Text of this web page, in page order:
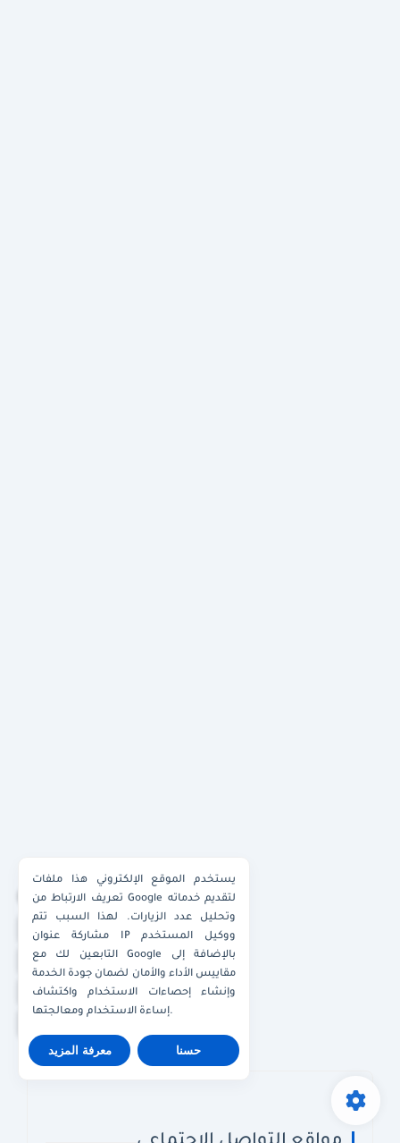
واتساب الكويت
واتساب قطر
واتساب عُمان
واتساب الإمارات
يستخدم الموقع الإلكتروني هذا ملفات
تعريف الارتباط من Google لتقديم خدماته
وتحليل عدد الزيارات. لهذا السبب تتم
مشاركة عنوان IP ووكيل المستخدم
التابعين لك مع Google بالإضافة إلى
مقاييس الأداء والأمان لضمان جودة الخدمة
وإنشاء إحصاءات الاستخدام واكتشاف
إساءة الاستخدام ومعالجتها.
معرفة المزيد حسنا